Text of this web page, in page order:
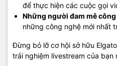
để thực hiện các cuộc gọi
Những người đam mê
những công nghệ mới nhất
Đừng bỏ lỡ cơ hội sở hữu
trải nghiệm livestream của bạn